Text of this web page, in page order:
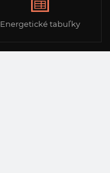
Energetické tabuľky